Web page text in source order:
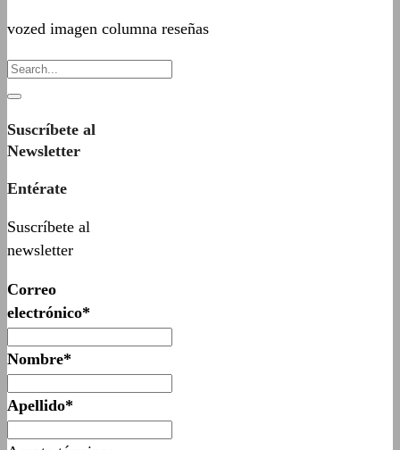
vozed imagen columna reseñas
Suscríbete al
Newsletter
Entérate
Suscríbete al
newsletter
Correo
electrónico*
Nombre*
Apellido*